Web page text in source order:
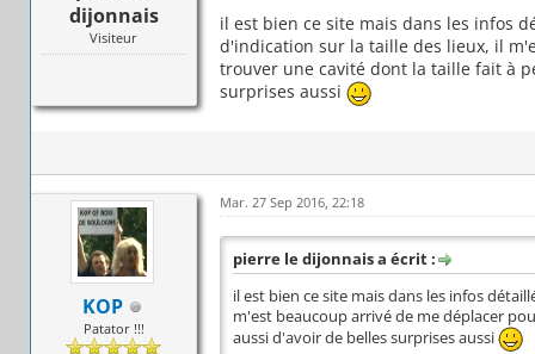
dijonnais
Visiteur
il est bien ce site mais dans les infos
d'indication sur la taille des lieux, il
trouver une cavité dont la taille fait à
surprises aussi
KOP
Patator !!!
Mar. 27 Sep 2016, 22:18
pierre le dijonnais a écrit :
il est bien ce site mais dans les infos
m'est beaucoup arrivé de me déplacer
aussi d'avoir de belles surprises aussi